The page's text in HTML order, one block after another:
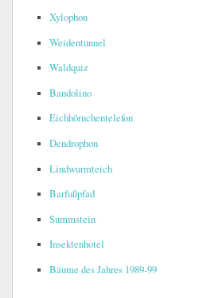
Xylophon
Weidentunnel
Waldquiz
Bandolino
Eichhörnchentelefon
Dendrophon
Lindwurmteich
Barfußpfad
Summstein
Insektenhotel
Bäume des Jahres 1989-99